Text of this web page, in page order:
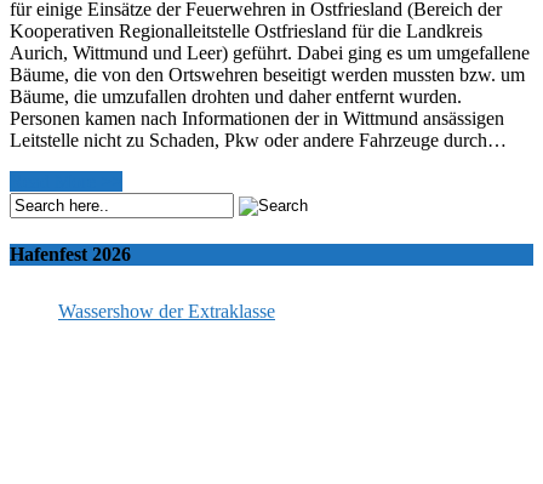
für einige Einsätze der Feuerwehren in Ostfriesland (Bereich der
Kooperativen Regionalleitstelle Ostfriesland für die Landkreis
Aurich, Wittmund und Leer) geführt. Dabei ging es um umgefallene
Bäume, die von den Ortswehren beseitigt werden mussten bzw. um
Bäume, die umzufallen drohten und daher entfernt wurden.
Personen kamen nach Informationen der in Wittmund ansässigen
Leitstelle nicht zu Schaden, Pkw oder andere Fahrzeuge durch…
Hafenfest 2026
Wassershow der Extraklasse